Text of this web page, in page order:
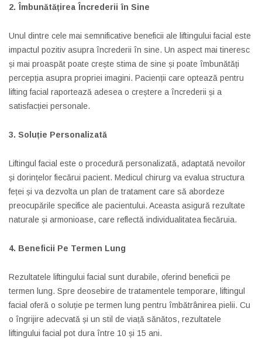
2. Îmbunătățirea Încrederii în Sine
Unul dintre cele mai semnificative beneficii ale liftingului facial este
impactul pozitiv asupra încrederii în sine. Un aspect mai tineresc
și mai proaspăt poate crește stima de sine și poate îmbunătăți
percepția asupra propriei imagini. Pacienții care optează pentru
lifting facial raportează adesea o creștere a încrederii și a
satisfacției personale.
3. Soluție Personalizată
Liftingul facial este o procedură personalizată, adaptată nevoilor
și dorințelor fiecărui pacient. Medicul chirurg va evalua structura
feței și va dezvolta un plan de tratament care să abordeze
preocupările specifice ale pacientului. Aceasta asigură rezultate
naturale și armonioase, care reflectă individualitatea fiecăruia.
4. Beneficii Pe Termen Lung
Rezultatele liftingului facial sunt durabile, oferind beneficii pe
termen lung. Spre deosebire de tratamentele temporare, liftingul
facial oferă o soluție pe termen lung pentru îmbătrânirea pielii. Cu
o îngrijire adecvată și un stil de viață sănătos, rezultatele
liftingului facial pot dura între 10 și 15 ani.